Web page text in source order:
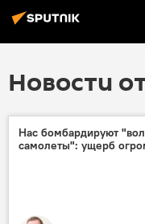
Новости
Нас бомбардируют
самолеты": ущерб